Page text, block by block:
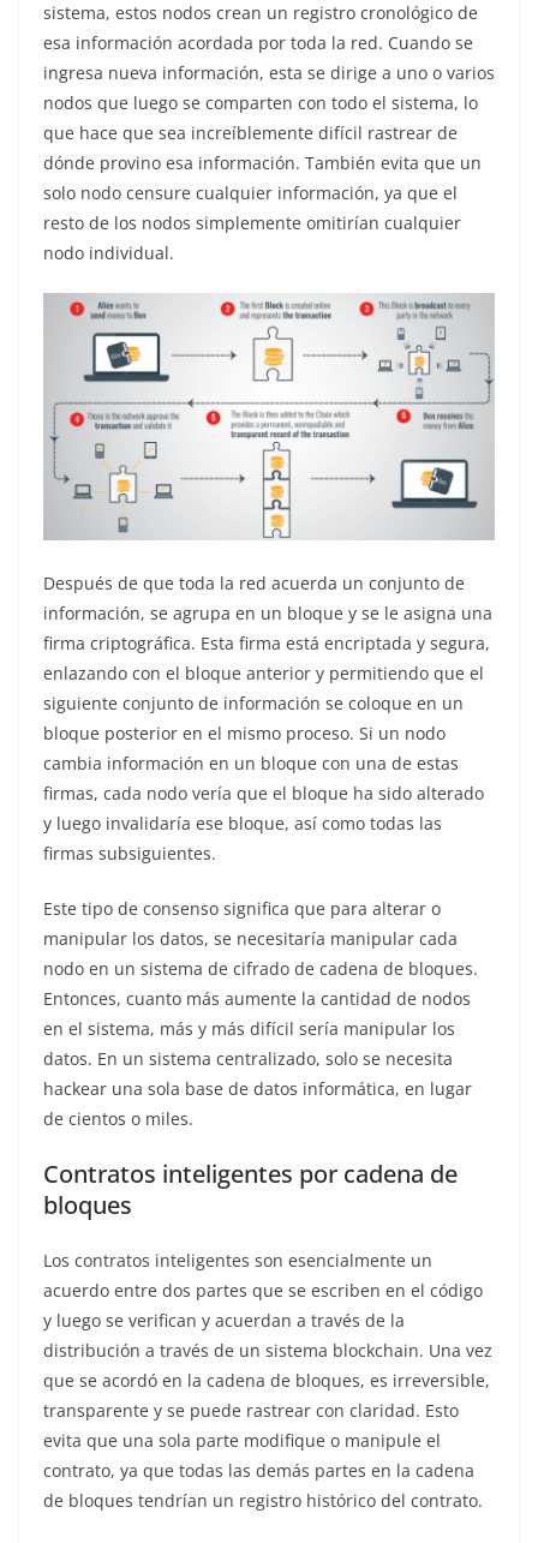
sistema, estos nodos crean un registro cronológico de
esa información acordada por toda la red. Cuando se
ingresa nueva información, esta se dirige a uno o varios
nodos que luego se comparten con todo el sistema, lo
que hace que sea increíblemente difícil rastrear de
dónde provino esa información. También evita que un
solo nodo censure cualquier información, ya que el
resto de los nodos simplemente omitirían cualquier
nodo individual.
Después de que toda la red acuerda un conjunto de
información, se agrupa en un bloque y se le asigna una
firma criptográfica. Esta firma está encriptada y segura,
enlazando con el bloque anterior y permitiendo que el
siguiente conjunto de información se coloque en un
bloque posterior en el mismo proceso. Si un nodo
cambia información en un bloque con una de estas
firmas, cada nodo vería que el bloque ha sido alterado
y luego invalidaría ese bloque, así como todas las
firmas subsiguientes.
Este tipo de consenso significa que para alterar o
manipular los datos, se necesitaría manipular cada
nodo en un sistema de cifrado de cadena de bloques.
Entonces, cuanto más aumente la cantidad de nodos
en el sistema, más y más difícil sería manipular los
datos. En un sistema centralizado, solo se necesita
hackear una sola base de datos informática, en lugar
de cientos o miles.
Contratos inteligentes por cadena de
bloques
Los contratos inteligentes son esencialmente un
acuerdo entre dos partes que se escriben en el código
y luego se verifican y acuerdan a través de la
distribución a través de un sistema blockchain. Una vez
que se acordó en la cadena de bloques, es irreversible,
transparente y se puede rastrear con claridad. Esto
evita que una sola parte modifique o manipule el
contrato, ya que todas las demás partes en la cadena
de bloques tendrían un registro histórico del contrato.